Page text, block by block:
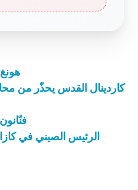
كاردينال القدس يحذّر من
الرئيس الصيني في